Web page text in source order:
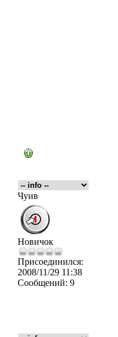
Чуив
Новичок
Присоединился:
2008/11/29 11:38
Сообщений: 9